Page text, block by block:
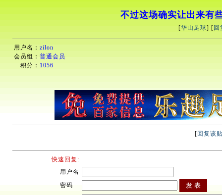
不过这场确实让出来有
[华山足球] [ 回
用户名： zilon
会员组： 普通会员
积分： 1056
[ 回复该
快速回复:
用户名
密码